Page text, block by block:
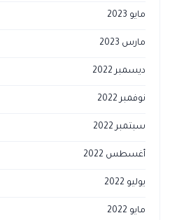
مايو 2023
مارس 2023
ديسمبر 2022
نوفمبر 2022
سبتمبر 2022
أغسطس 2022
يوليو 2022
مايو 2022